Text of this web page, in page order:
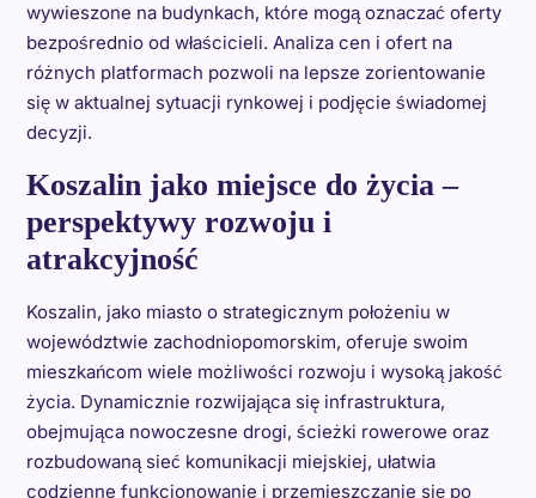
wywieszone na budynkach, które mogą oznaczać oferty
bezpośrednio od właścicieli. Analiza cen i ofert na
różnych platformach pozwoli na lepsze zorientowanie
się w aktualnej sytuacji rynkowej i podjęcie świadomej
decyzji.
Koszalin jako miejsce do życia –
perspektywy rozwoju i
atrakcyjność
Koszalin, jako miasto o strategicznym położeniu w
województwie zachodniopomorskim, oferuje swoim
mieszkańcom wiele możliwości rozwoju i wysoką jakość
życia. Dynamicznie rozwijająca się infrastruktura,
obejmująca nowoczesne drogi, ścieżki rowerowe oraz
rozbudowaną sieć komunikacji miejskiej, ułatwia
codzienne funkcjonowanie i przemieszczanie się po